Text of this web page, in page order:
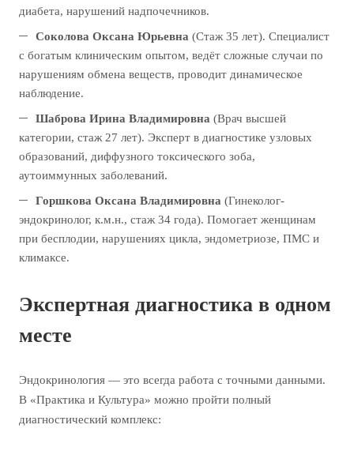
диабета, нарушений надпочечников.
Соколова Оксана Юрьевна (Стаж 35 лет). Специалист
с богатым клиническим опытом, ведёт сложные случаи по
нарушениям обмена веществ, проводит динамическое
наблюдение.
Шаброва Ирина Владимировна (Врач высшей
категории, стаж 27 лет). Эксперт в диагностике узловых
образований, диффузного токсического зоба,
аутоиммунных заболеваний.
Горшкова Оксана Владимировна (Гинеколог-
эндокринолог, к.м.н., стаж 34 года). Помогает женщинам
при бесплодии, нарушениях цикла, эндометриозе, ПМС и
климаксе.
Экспертная диагностика в одном
месте
Эндокринология — это всегда работа с точными данными.
В «Практика и Культура» можно пройти полный
диагностический комплекс: